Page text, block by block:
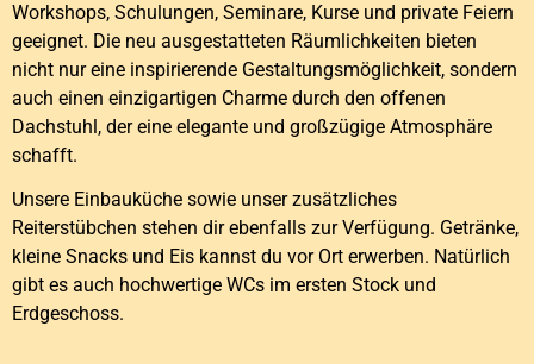
Workshops, Schulungen, Seminare, Kurse und private Feiern
geeignet. Die neu ausgestatteten Räumlichkeiten bieten
nicht nur eine inspirierende Gestaltungsmöglichkeit, sondern
auch einen einzigartigen Charme durch den offenen
Dachstuhl, der eine elegante und großzügige Atmosphäre
schafft.
Unsere Einbauküche sowie unser zusätzliches
Reiterstübchen stehen dir ebenfalls zur Verfügung. Getränke,
kleine Snacks und Eis kannst du vor Ort erwerben. Natürlich
gibt es auch hochwertige WCs im ersten Stock und
Erdgeschoss.